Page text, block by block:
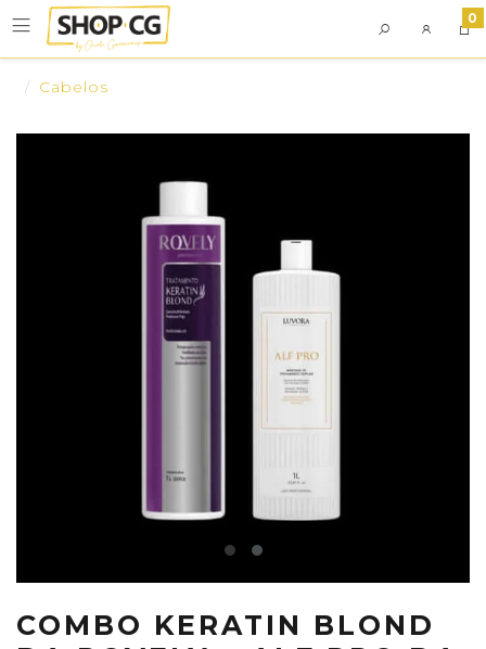
0
Cabelos
COMBO KERATIN BLOND